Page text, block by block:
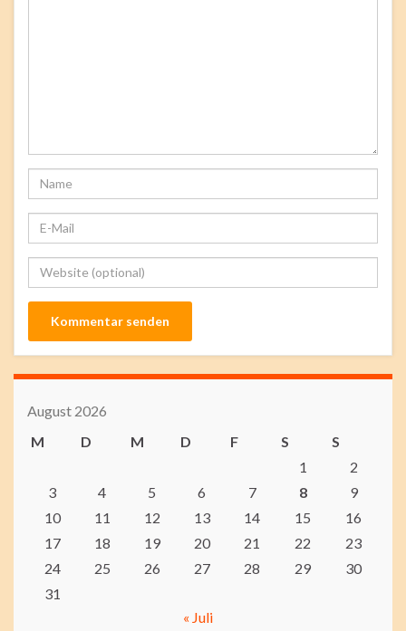
August 2026
M
D M D F S
S
1
2
3
4 5 6 7 8
9
10
11 12 13 14 15
16
17
18 19 20 21 22
23
24
25 26 27 28 29
30
31
« Juli